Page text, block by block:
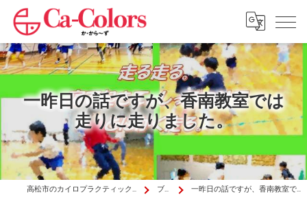
一昨日の話ですが、香南教室では
走りに走りました。
高松市のカイロプラクティックはか・から～ず施術院 ブログ 一昨日の話ですが、香南教室では走りに走りました。